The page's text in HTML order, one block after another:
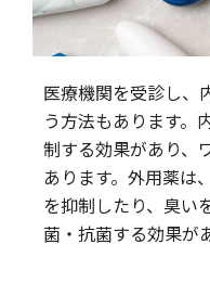
医療機関を受診し、
う方法もあります。
制する効果があり、
あります。外用薬は
を抑制したり、臭い
菌・抗菌する効果が